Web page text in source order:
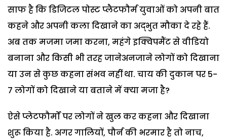
साफ है कि डिजिटल पोस्ट प्लैटफौर्म युवाओं को अपनी बात
कहने और अपनी कला दिखाने का अद्भुत मौका दे रहे हैं.
अब तक मजमा जमा करना, महंगे इक्विपमैंट से वीडियो
बनाना और किसी भी तरह जानेअनजाने लोगों को दिखाना
या उन से कुछ कहना संभव नहीं था. चाय की दुकान पर 5-
7 लोगों को दिखाने या बताने में क्या मजा है?
ऐसे प्लेटफौर्मों पर लोगों ने खुल कर कहना और दिखाना
शुरू किया है. अगर गालियों, पौर्न की भरमार है तो नाच,